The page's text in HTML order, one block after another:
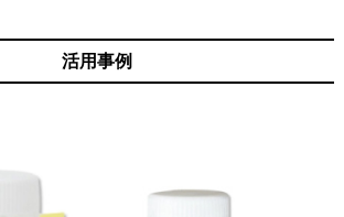
活用事例